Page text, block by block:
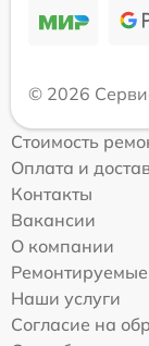
© 2026
Стоимость
Оплата и
Контакты
Вакансии
О компании
Наши услуги
Согласие на